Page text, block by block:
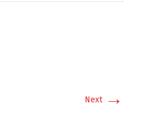
Next →